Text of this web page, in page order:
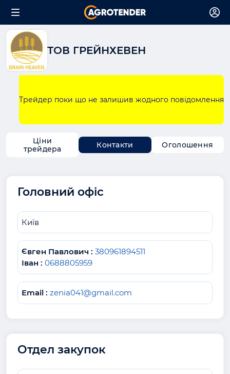
ТОВ ГРЕЙНХЕВЕН
Трейдер поки що не залишив жодного повідомлення
Ціни
трейдера
Контакти Оголошення
Головний офіс
Київ
Євген Павлович : 380961894511
Іван : 0688805959
Email : zenia041@gmail.com
Отдел закупок